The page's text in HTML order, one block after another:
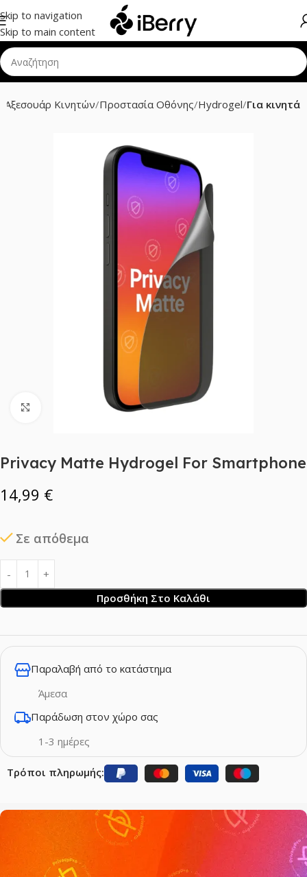
Skip to navigation
Skip to main content
Αξεσουάρ Κινητών Προστασία Οθόνης Hydrogel Για κινητά
Click to enlarge
Privacy Matte Hydrogel For Smartphone
14,99 €
Σε απόθεμα
Προσθήκη Στο Καλάθι
Παραλαβή από το κατάστημα
Άμεσα
Παράδωση στον χώρο σας
1-3 ημέρες
Τρόποι πληρωμής: